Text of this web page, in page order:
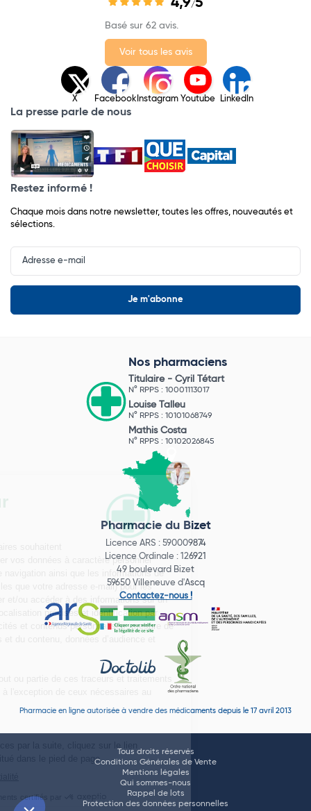
4,9/5
Basé sur 62 avis.
Voir tous les avis
X Facebook Instagram Youtube LinkedIn
La presse parle de nous
Restez informé !
Chaque mois dans notre newsletter, toutes les offres, nouveautés et
sélections.
Input
Newsletter
Nos pharmaciens
Titulaire - Cyril Tétart
N° RPPS : 10001113017
Louise Talleu
N° RPPS : 10101068749
Mathis Costa
N° RPPS : 10102026845
Pharmacie du Bizet
Licence ARS : 590009874
Licence Ordinale : 126921
49 boulevard Bizet
59650 Villeneuve d'Ascq
Contactez-nous !
Pharmacie en ligne autorisée à vendre des médicaments depuis le 17 avril 2013
Tous droits réservés
Conditions Générales de Vente
Mentions légales
Qui sommes-nous
Rappel de lots
Protection des données personnelles